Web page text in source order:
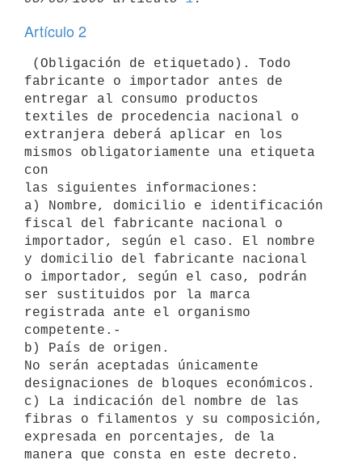
Artículo 2
fabricante o importador antes de
entregar al consumo productos
textiles de procedencia nacional o
extranjera deberá aplicar en los
mismos obligatoriamente una etiqueta
con
las siguientes informaciones:
a) Nombre, domicilio e identificación
fiscal del fabricante nacional o
importador, según el caso. El nombre
y domicilio del fabricante nacional
o importador, según el caso, podrán
ser sustituidos por la marca
registrada ante el organismo
competente.-
b) País de origen.
No serán aceptadas únicamente
designaciones de bloques económicos.
c) La indicación del nombre de las
fibras o filamentos y su composición,
expresada en porcentajes, de la
manera que consta en este decreto.